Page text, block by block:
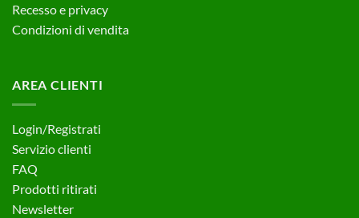
Recesso e privacy
Condizioni di vendita
AREA CLIENTI
Login/Registrati
Servizio clienti
FAQ
Prodotti ritirati
Newsletter